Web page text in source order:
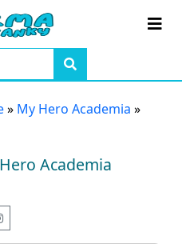
» My Hero Academia »
Academia